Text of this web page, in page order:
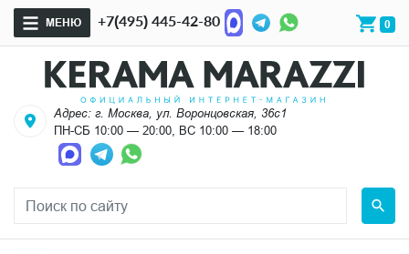
МЕНЮ +7(495) 445-42-80 0
Адрес: г. Москва, ул. Воронцовская, 36с1
ПН-СБ 10:00 — 20:00, ВС 10:00 — 18:00